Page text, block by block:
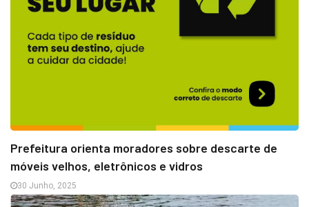
Prefeitura orienta moradores sobre descarte de
móveis velhos, eletrônicos e vidros
30 Junho, 2025